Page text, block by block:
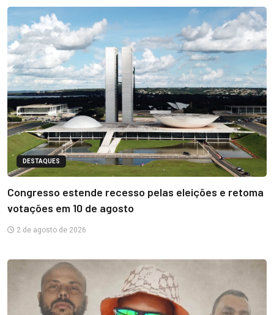
DESTAQUES
Congresso estende recesso pelas eleições e retoma
votações em 10 de agosto
2 de agosto de 2026